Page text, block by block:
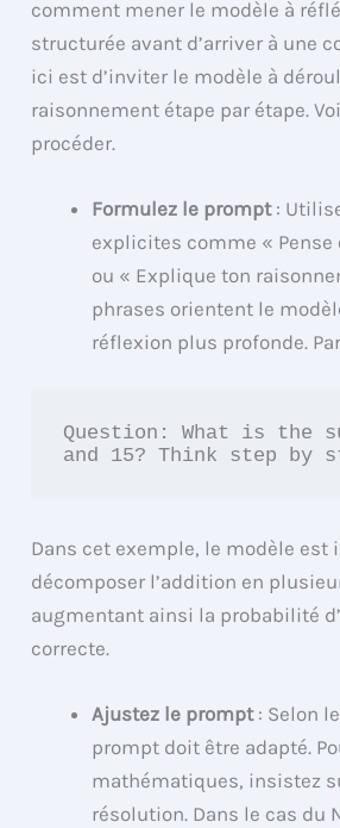
comment mener le modèle à
structurée avant d’arriver à une
ici est d’inviter le modèle à
raisonnement étape par étape.
procéder.
Formulez le prompt:
explicites comme « Pense
ou « Explique ton
phrases orientent le
réflexion plus profonde.
Question: What is the
and 15? Think step by
Dans cet exemple, le modèle est
décomposer l’addition en
augmentant ainsi la probabilité
correcte.
Ajustez le prompt: Selon
prompt doit être adapté.
mathématiques, insistez
résolution. Dans le cas du